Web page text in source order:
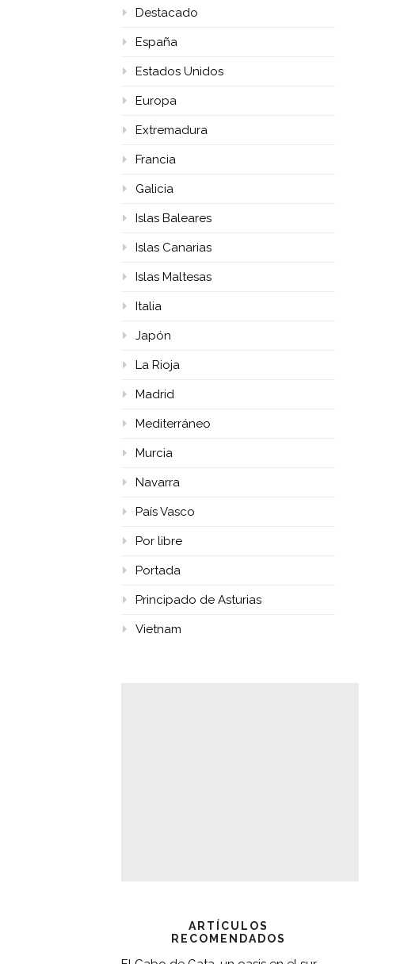
Destacado
España
Estados Unidos
Europa
Extremadura
Francia
Galicia
Islas Baleares
Islas Canarias
Islas Maltesas
Italia
Japón
La Rioja
Madrid
Mediterráneo
Murcia
Navarra
País Vasco
Por libre
Portada
Principado de Asturias
Vietnam
ARTÍCULOS
RECOMENDADOS